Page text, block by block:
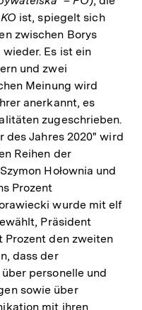
KO ist, spiegelt sich
zwischen Borys
Es ist ein
und zwei
Meinung wird
anerkannt, es
zugeschrieben.
des Jahres 2020" wird
Reihen der
Hołownia und
Prozent
wurde mit elf
Präsident
den zweiten
dass der
personelle und
sowie über
mit ihren